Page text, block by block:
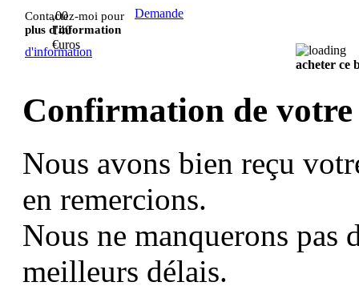
Contactez-moi pour
plus d'information
Demande
d'information
,00
140
€uros
acheter ce
Confirmation de votre
Nous avons bien reçu
en remercions.
Nous ne manquerons pas
meilleurs délais.